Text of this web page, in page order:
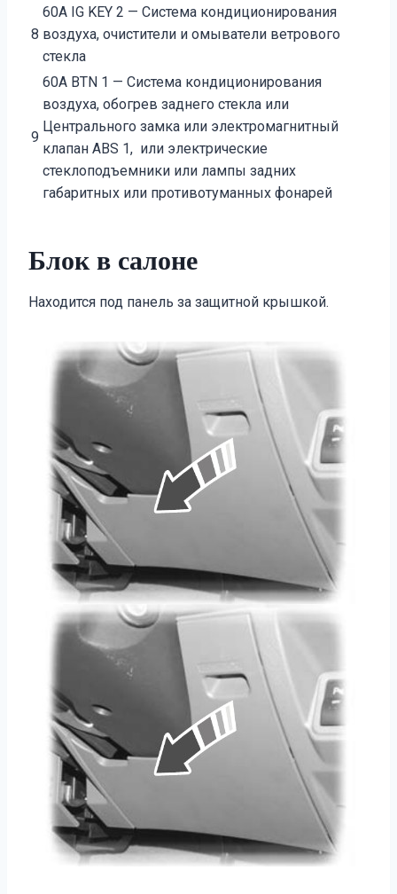
8
60А IG KEY 2 — Система кондиционирования
воздуха, очистители и омыватели ветрового
стекла
9
60А BTN 1 — Система кондиционирования
воздуха, обогрев заднего стекла или
Центрального замка или электромагнитный
клапан ABS 1, или электрические
стеклоподъемники или лампы задних
габаритных или противотуманных фонарей
Блок в салоне
Находится под панель за защитной крышкой.